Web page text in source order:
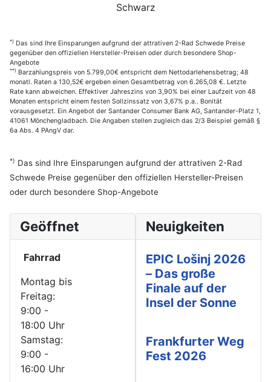
Schwarz
*) Das sind Ihre Einsparungen aufgrund der attrativen 2-Rad Schwede Preise
gegenüber den offiziellen Hersteller-Preisen oder durch besondere Shop-
Angebote
**) Barzahlungspreis von 5.799,00€ entspricht dem Nettodarlehensbetrag; 48
monatl. Raten a 130,52€ ergeben einen Gesamtbetrag von 6.265,08 €. Letzte
Rate kann abweichen. Effektiver Jahreszins von 3,90% bei einer Laufzeit von 48
Monaten entspricht einem festen Sollzinssatz von 3,67% p.a.. Bonität
vorausgesetzt. Ein Angebot der Santander Consumer Bank AG, Santander-Platz 1,
41061 Mönchengladbach. Die Angaben stellen zugleich das 2/3 Beispiel gemäß §
6a Abs. 4 PAngV dar.
*) Das sind Ihre Einsparungen aufgrund der attrativen 2-Rad
Schwede Preise gegenüber den offiziellen Hersteller-Preisen
oder durch besondere Shop-Angebote
Geöffnet
Fahrrad
Montag bis
Freitag:
9:00 -
18:00 Uhr
Samstag:
9:00 -
16:00 Uhr
Neuigkeiten
EPIC Lošinj 2026
– Das große
Finale auf der
Insel der Sonne
Frankfurter Weg
Fest 2026